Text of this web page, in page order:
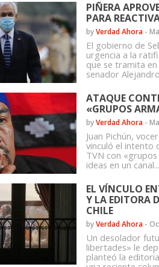
PIÑERA
PARA
byVerdad Ahora -
El gobierno de
urgencia a la
que se tramita en
senador
ATAQUE
«GRUPOS
byVerdad Ahora -
Juan Pichún,
vinculó el intento
TVN con
ideas en un canal...
EL VÍNCULO
Y LA EDITORA
CHILE
byVerdad Ahora -
Un desolador
libertades» le
planteó la